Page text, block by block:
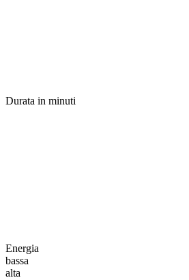
Durata in minuti
Energia
bassa
alta